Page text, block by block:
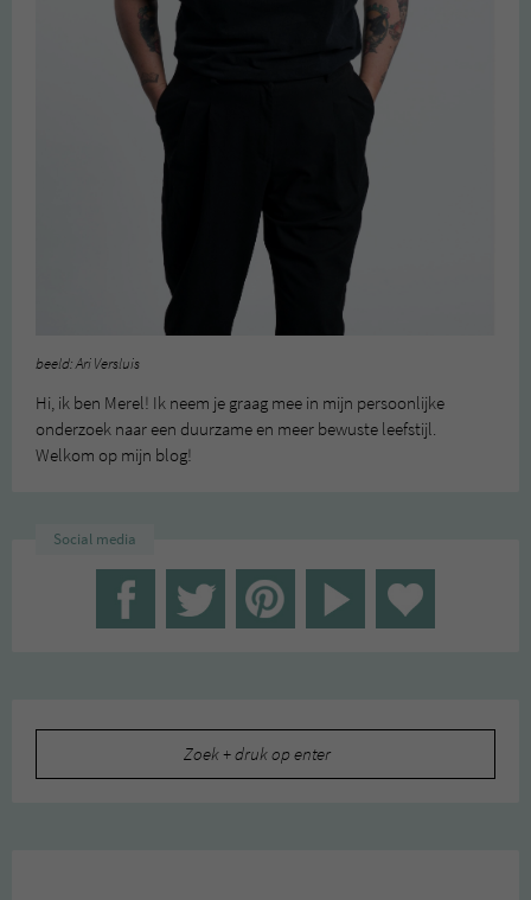
beeld: Ari Versluis
Hi, ik ben Merel! Ik neem je graag mee in mijn persoonlijke
onderzoek naar een duurzame en meer bewuste leefstijl.
Welkom op mijn blog!
Social media